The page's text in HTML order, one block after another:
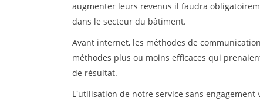
augmenter leurs revenus il faudra
dans le secteur du bâtiment.
Avant internet, les méthodes de
méthodes plus ou moins efficaces qui
de résultat.
L'utilisation de notre service sans